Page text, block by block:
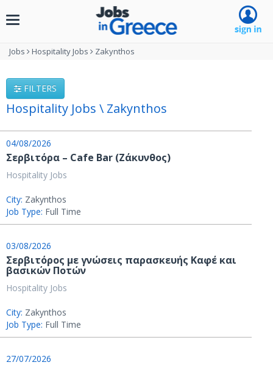
Toggle
Jobs Hospitality Jobs Zakynthos
FILTERS
Hospitality Jobs \ Zakynthos
04/08/2026
Σερβιτόρα – Cafe Bar (Ζάκυνθος)
Hospitality Jobs
City: Zakynthos
Job Type: Full Time
03/08/2026
Σερβιτόρος με γνώσεις παρασκευής Καφέ και
βασικών Ποτών
Hospitality Jobs
City: Zakynthos
Job Type: Full Time
27/07/2026